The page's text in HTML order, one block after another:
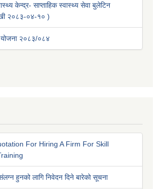
केन्द्र- साप्ताहिक स्वास्थ्य सेवा बुलेटिन
२०८३-०४-१० )
योजना २०८३/०८४
For Hiring A Firm For Skill
हुनको लागि निवेदन दिने बारेको सूचना